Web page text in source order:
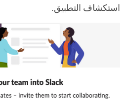
استكشاف التطبيق.